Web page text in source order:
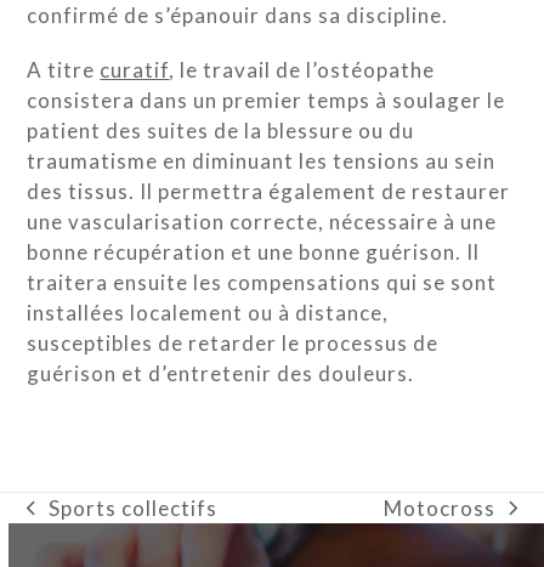
confirmé de s’épanouir dans sa discipline.
A titre curatif, le travail de l’ostéopathe
consistera dans un premier temps à soulager le
patient des suites de la blessure ou du
traumatisme en diminuant les tensions au sein
des tissus. Il permettra également de restaurer
une vascularisation correcte, nécessaire à une
bonne récupération et une bonne guérison. Il
traitera ensuite les compensations qui se sont
installées localement ou à distance,
susceptibles de retarder le processus de
guérison et d’entretenir des douleurs.
previous
post:
Sports collectifs
next
Motocross